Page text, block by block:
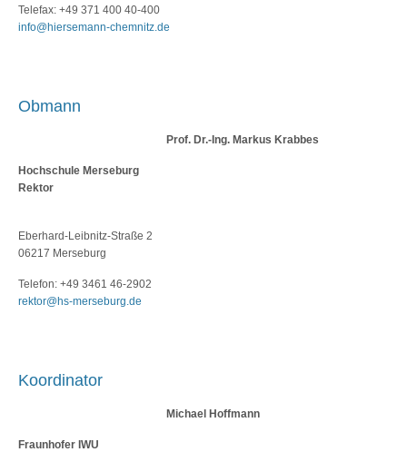
Telefax: +49 371 400 40-400
info@hiersemann-chemnitz.de
Obmann
Prof. Dr.-Ing. Markus Krabbes
Hochschule Merseburg
Rektor
Eberhard-Leibnitz-Straße 2
06217 Merseburg
Telefon: +49 3461 46-2902
rektor@hs-merseburg.de
Koordinator
Michael Hoffmann
Fraunhofer IWU